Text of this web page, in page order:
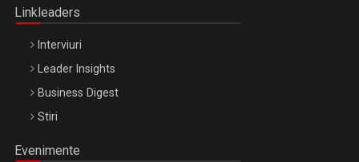
Linkleaders
Interviuri
Leader Insights
Business Digest
Stiri
Evenimente